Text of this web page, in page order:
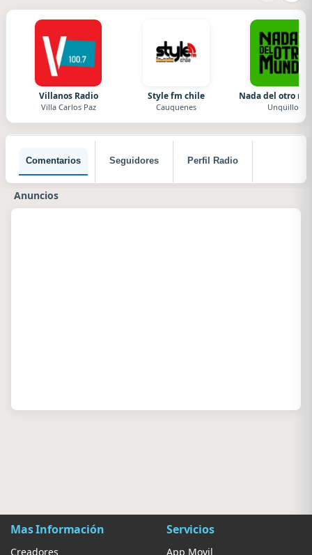
Villanos Radio
Villa Carlos Paz
Style fm chile
Cauquenes
Nada del otro
Unquillo
Comentarios Seguidores Perfil Radio
Anuncios
Mas Información
Creadores
Servicios
App Movil